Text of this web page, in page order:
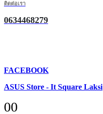
ติดต่อเรา
0634468279
FACEBOOK
ASUS Store - It Square Laksi
00